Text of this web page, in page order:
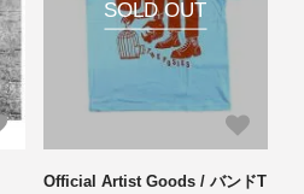
SOLD OUT
Official Artist Goods / バンドT